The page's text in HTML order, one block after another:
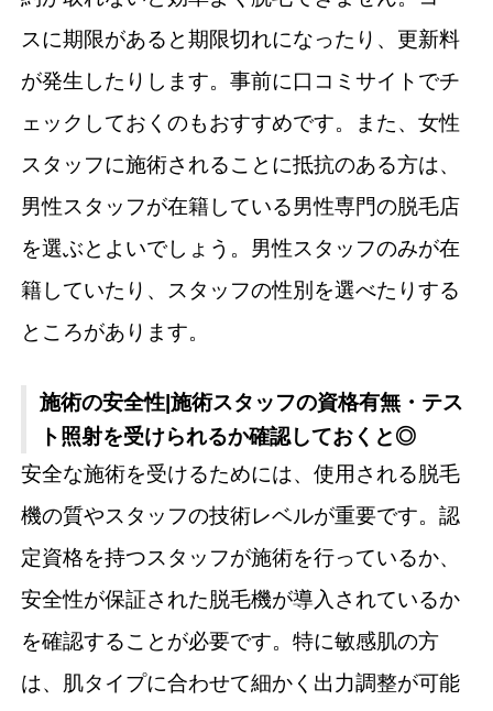
スに期限があると期限切れになったり、更新料
が発生したりします。事前に口コミサイトでチ
ェックしておくのもおすすめです。また、女性
スタッフに施術されることに抵抗のある方は、
男性スタッフが在籍している男性専門の脱毛店
を選ぶとよいでしょう。男性スタッフのみが在
籍していたり、スタッフの性別を選べたりする
ところがあります。
施術の安全性|施術スタッフの資格有無・テス
ト照射を受けられるか確認しておくと◎
安全な施術を受けるためには、使用される脱毛
機の質やスタッフの技術レベルが重要です。認
定資格を持つスタッフが施術を行っているか、
安全性が保証された脱毛機が導入されているか
を確認することが必要です。特に敏感肌の方
は、肌タイプに合わせて細かく出力調整が可能